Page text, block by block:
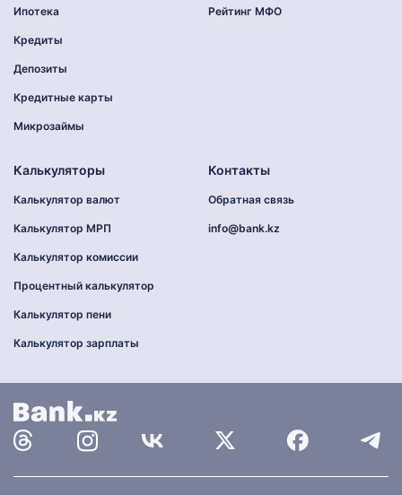
Ипотека
Кредиты
Депозиты
Кредитные карты
Микрозаймы
Рейтинг МФО
Калькуляторы
Калькулятор валют
Калькулятор МРП
Калькулятор комиссии
Процентный калькулятор
Калькулятор пени
Калькулятор зарплаты
Контакты
Обратная связь
info@bank.kz